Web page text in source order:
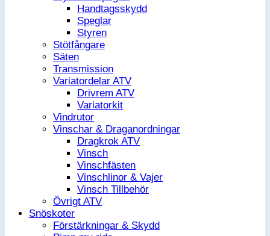
Handtagsskydd
Speglar
Styren
Stötfångare
Säten
Transmission
Variatordelar ATV
Drivrem ATV
Variatorkit
Vindrutor
Vinschar & Draganordningar
Dragkrok ATV
Vinsch
Vinschfästen
Vinschlinor & Vajer
Vinsch Tillbehör
Övrigt ATV
Snöskoter
Förstärkningar & Skydd